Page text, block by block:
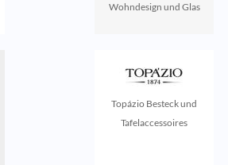
Wohndesign und Glas
Topázio Besteck und
Tafelaccessoires